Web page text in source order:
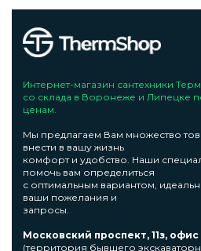
Интернет-магазин сантехники
со склада в Воронеже и Липецке
ценам.
Мы предлагаем Вам множество
внести в вашу жизнь
комфорт и удобство. Наши
помочь вам определиться
с оптимальным вариантом,
ваши пожелания и
запросы.
Московский проспект, 11з, офис
(территория бывшего